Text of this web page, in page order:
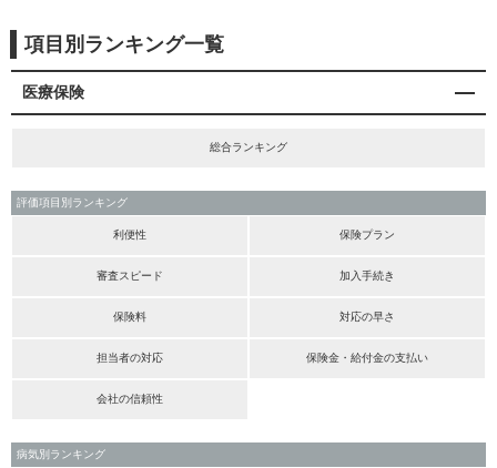
項目別ランキング一覧
医療保険
総合ランキング
評価項目別ランキング
利便性 保険プラン
審査スピード 加入手続き
保険料 対応の早さ
担当者の対応 保険金・給付金の支払い
会社の信頼性
病気別ランキング